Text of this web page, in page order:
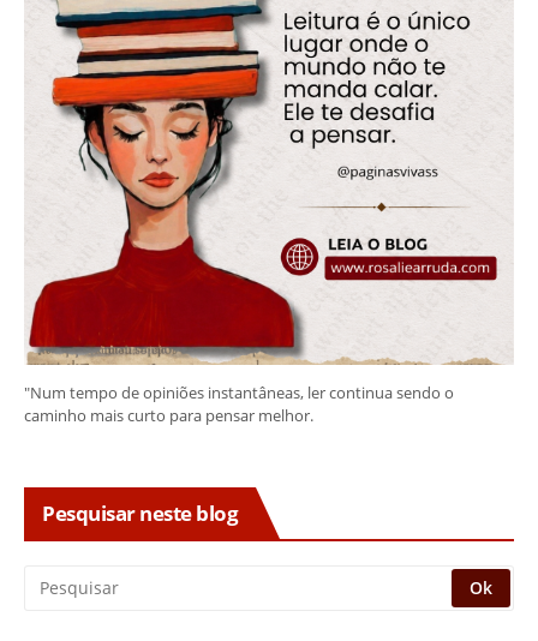
"Num tempo de opiniões instantâneas, ler continua sendo o
caminho mais curto para pensar melhor.
Pesquisar neste blog